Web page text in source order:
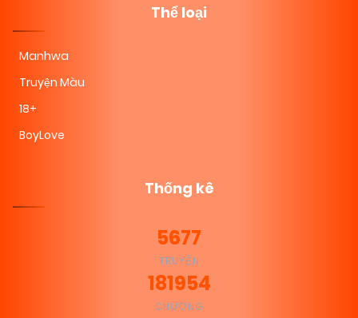
Thể loại
Manhwa
Truyện Màu
18+
BoyLove
Thống kê
5677
TRUYỆN
181954
CHƯƠNG